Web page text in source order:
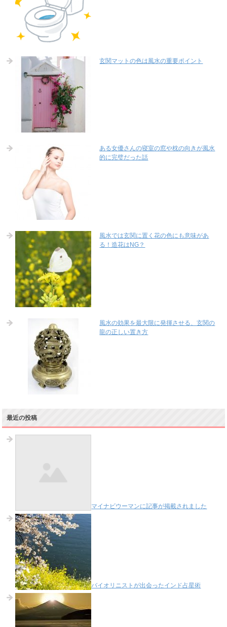
玄関マットの色は風水の重要ポイント
ある女優さんの寝室の窓や枕の向きが風水
的に完璧だった話
風水では玄関に置く花の色にも意味があ
る！造花はNG？
風水の効果を最大限に発揮させる、玄関の
龍の正しい置き方
最近の投稿
マイナビウーマンに記事が掲載されました
バイオリニストが出会ったインド占星術